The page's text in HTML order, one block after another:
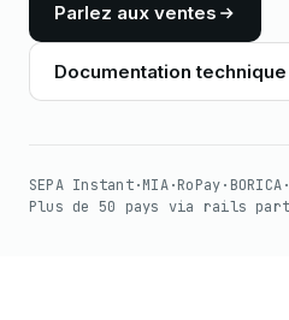
Parlez aux ventes
Documentation technique
SEPA Instant·MIA·RoPay· BORICA·
Plus de 50 pays via rails